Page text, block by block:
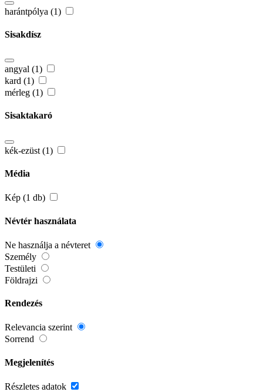
harántpólya (1)
Sisakdísz
angyal (1)
kard (1)
mérleg (1)
Sisaktakaró
kék-ezüst (1)
Média
Kép (1 db)
Névtér használata
Ne használja a névteret
Személy
Testületi
Földrajzi
Rendezés
Relevancia szerint
Sorrend
Megjelenítés
Részletes adatok